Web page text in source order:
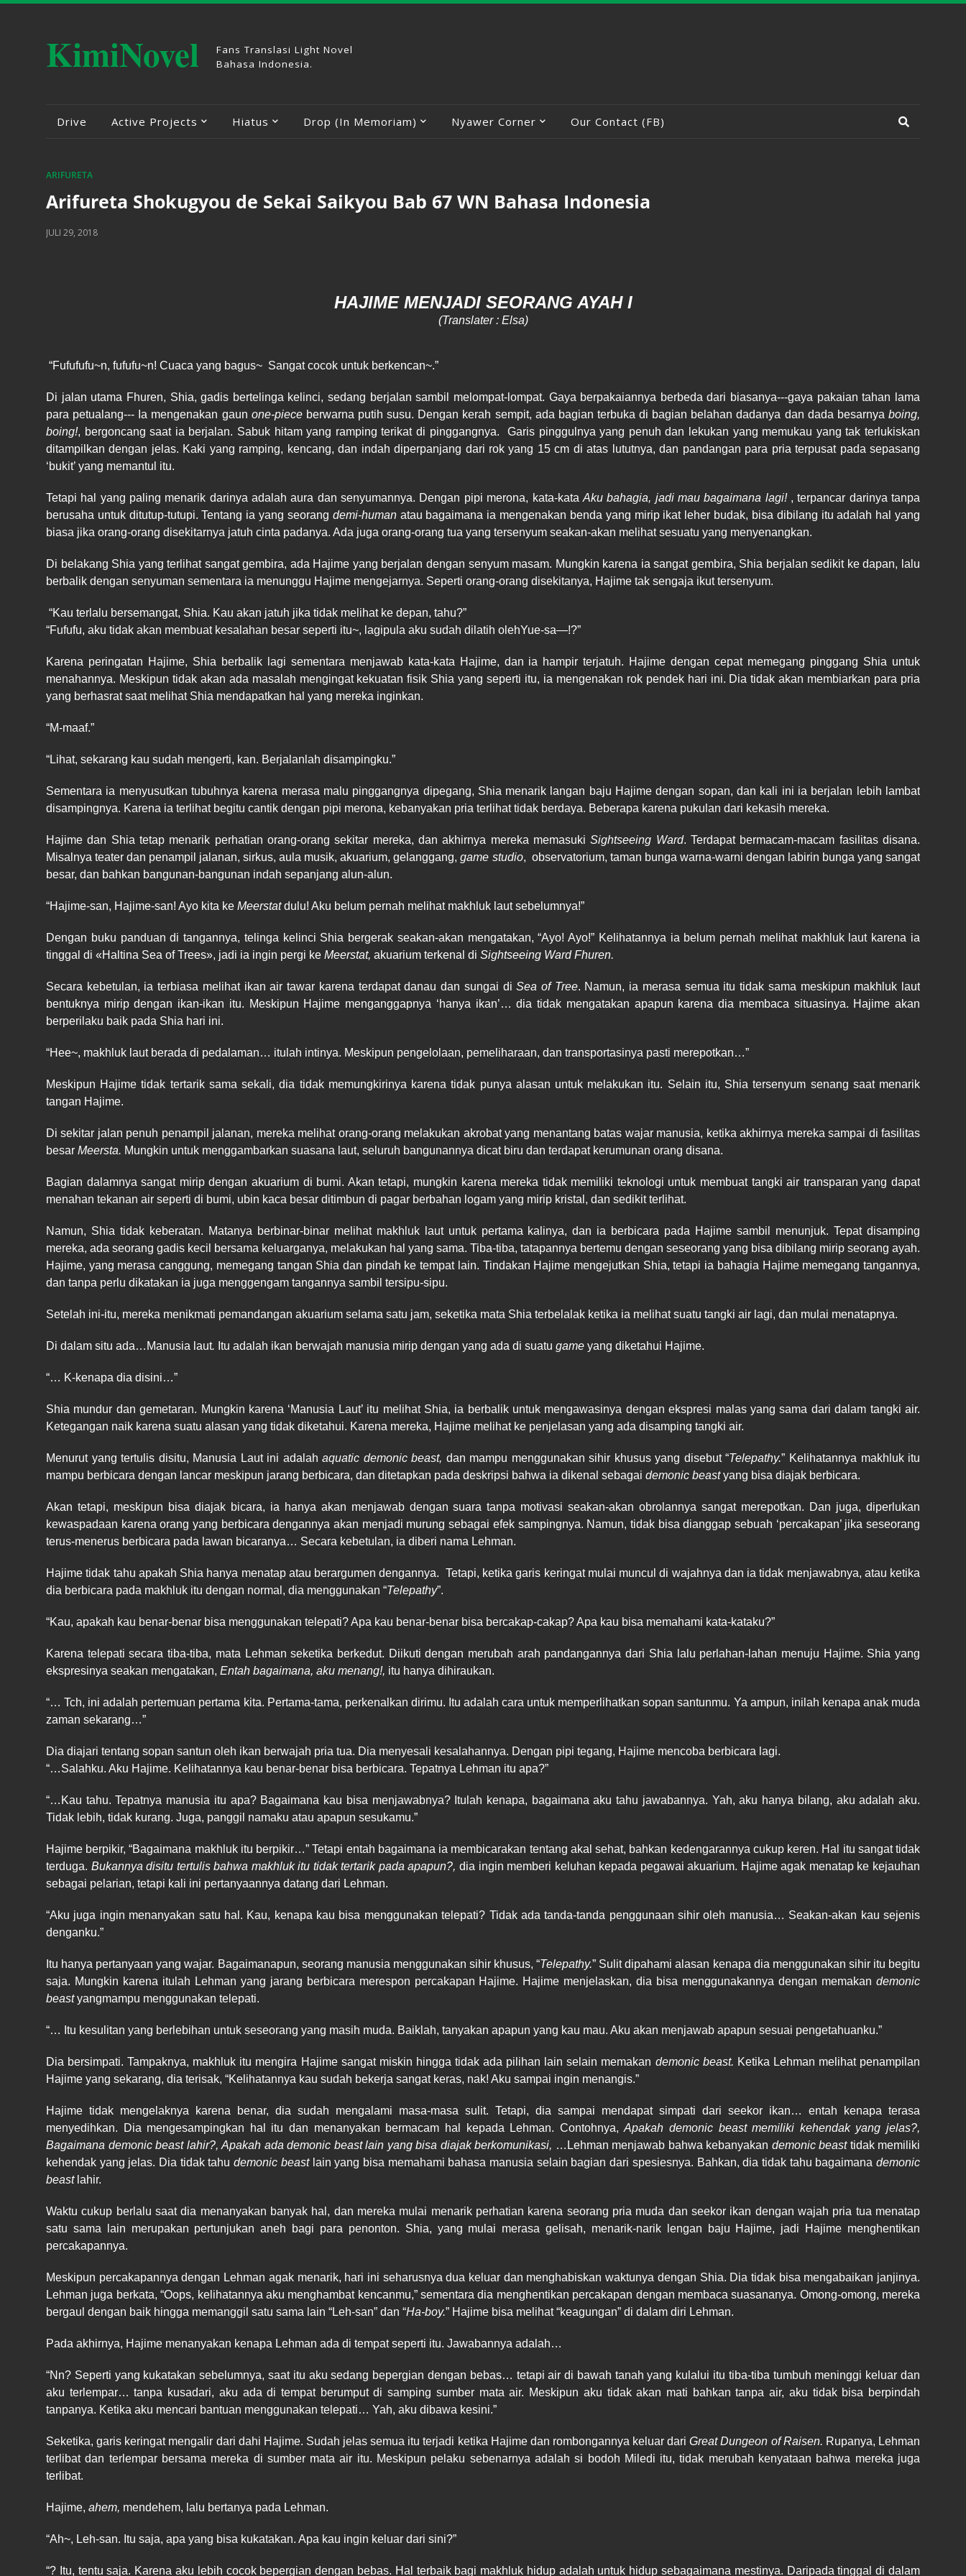
KimiNovel
Fans Translasi Light Novel
Bahasa Indonesia.
Drive Active Projects Hiatus Drop (In Memoriam) Nyawer Corner Our Contact (FB)
ARIFURETA
Arifureta Shokugyou de Sekai Saikyou Bab 67 WN Bahasa Indonesia
JULI 29, 2018
HAJIME MENJADI SEORANG AYAH I
(Translater : Elsa)
“Fufufufu~n, fufufu~n! Cuaca yang bagus~ Sangat cocok untuk berkencan~.”
Di jalan utama Fhuren, Shia, gadis bertelinga kelinci, sedang berjalan sambil melompat-lompat. Gaya berpakaiannya berbeda dari biasanya---gaya pakaian tahan lama
para petualang--- Ia mengenakan gaun one-piece berwarna putih susu. Dengan kerah sempit, ada bagian terbuka di bagian belahan dadanya dan dada besarnyaboing,
boing!, bergoncang saat ia berjalan. Sabuk hitam yang ramping terikat di pinggangnya.
Garis pinggulnya yang penuh dan lekukan yang memukau yang tak terlukiskan
ditampilkan dengan jelas. Kaki yang ramping, kencang, dan indah diperpanjang dari rok yang 15 cm di atas lututnya, dan pandangan para pria terpusat pada sepasang
‘bukit’ yang memantul itu.
Tetapi hal yang paling menarik darinya adalah aura dan senyumannya. Dengan pipi merona, kata-kata Aku bahagia, jadi mau bagaimana lagi!, terpancar darinya tanpa
berusaha untuk ditutup-tutupi. Tentang ia yang seorang demi-human atau bagaimana ia mengenakan benda yang mirip ikat leher budak, bisa dibilang itu adalah hal yang
biasa jika orang-orang disekitarnya jatuh cinta padanya. Ada juga orang-orang tua yang tersenyum seakan-akan melihat sesuatu yang menyenangkan.
Di belakang Shia yang terlihat sangat gembira, ada Hajime yang berjalan dengan senyum masam. Mungkin karena ia sangat gembira, Shia berjalan sedikit ke dapan, lalu
berbalik dengan senyuman sementara ia menunggu Hajime mengejarnya. Seperti orang-orang disekitanya, Hajime tak sengaja ikut tersenyum.
“Kau terlalu bersemangat, Shia. Kau akan jatuh jika tidak melihat ke depan, tahu?”
“Fufufu, aku tidak akan membuat kesalahan besar seperti itu~, lagipula aku sudah dilatih olehYue-sa—!?”
Karena peringatan Hajime, Shia berbalik lagi sementara menjawab kata-kata Hajime, dan ia hampir terjatuh. Hajime dengan cepat memegang pinggang Shia untuk
menahannya. Meskipun tidak akan ada masalah mengingat kekuatan fisik Shia yang seperti itu, ia mengenakan rok pendek hari ini. Dia tidak akan membiarkan para pria
yang berhasrat saat melihat Shia mendapatkan hal yang mereka inginkan.
“M-maaf.”
“Lihat, sekarang kau sudah mengerti, kan. Berjalanlah disampingku.”
Sementara ia menyusutkan tubuhnya karena merasa malu pinggangnya dipegang, Shia menarik langan baju Hajime dengan sopan, dan kali ini ia berjalan lebih lambat
disampingnya. Karena ia terlihat begitu cantik dengan pipi merona, kebanyakan pria terlihat tidak berdaya. Beberapa karena pukulan dari kekasih mereka.
Hajime dan Shia tetap menarik perhatian orang-orang sekitar mereka, dan akhirnya mereka memasukiSightseeing Ward. Terdapat bermacam-macam fasilitas disana.
Misalnya teater dan penampil jalanan, sirkus, aula musik, akuarium, gelanggang,game studio, observatorium, taman bunga warna-warni dengan labirin bunga yang sangat
besar, dan bahkan bangunan-bangunan indah sepanjang alun-alun.
“Hajime-san, Hajime-san! Ayo kita ke Meerstatdulu! Aku belum pernah melihat makhluk laut sebelumnya!”
Dengan buku panduan di tangannya, telinga kelinci Shia bergerak seakan-akan mengatakan, “Ayo! Ayo!” Kelihatannya ia belum pernah melihat makhluk laut karena ia
tinggal di «Haltina Sea of Trees», jadi ia ingin pergi ke Meerstat, akuarium terkenal di Sightseeing Ward Fhuren.
Secara kebetulan, ia terbiasa melihat ikan air tawar karena terdapat danau dan sungai diSea of Tree. Namun, ia merasa semua itu tidak sama meskipun makhluk laut
bentuknya mirip dengan ikan-ikan itu. Meskipun Hajime menganggapnya ‘hanya ikan’… dia tidak mengatakan apapun karena dia membaca situasinya. Hajime akan
berperilaku baik pada Shia hari ini.
“Hee~, makhluk laut berada di pedalaman… itulah intinya. Meskipun pengelolaan, pemeliharaan, dan transportasinya pasti merepotkan…”
Meskipun Hajime tidak tertarik sama sekali, dia tidak memungkirinya karena tidak punya alasan untuk melakukan itu. Selain itu, Shia tersenyum senang saat menarik
tangan Hajime.
Di sekitar jalan penuh penampil jalanan, mereka melihat orang-orang melakukan akrobat yang menantang batas wajar manusia, ketika akhirnya mereka sampai di fasilitas
besar Meersta. Mungkin untuk menggambarkan suasana laut, seluruh bangunannya dicat biru dan terdapat kerumunan orang disana.
Bagian dalamnya sangat mirip dengan akuarium di bumi. Akan tetapi, mungkin karena mereka tidak memiliki teknologi untuk membuat tangki air transparan yang dapat
menahan tekanan air seperti di bumi, ubin kaca besar ditimbun di pagar berbahan logam yang mirip kristal, dan sedikit terlihat.
Namun, Shia tidak keberatan. Matanya berbinar-binar melihat makhluk laut untuk pertama kalinya, dan ia berbicara pada Hajime sambil menunjuk. Tepat disamping
mereka, ada seorang gadis kecil bersama keluarganya, melakukan hal yang sama. Tiba-tiba, tatapannya bertemu dengan seseorang yang bisa dibilang mirip seorang ayah.
Hajime, yang merasa canggung, memegang tangan Shia dan pindah ke tempat lain. Tindakan Hajime mengejutkan Shia, tetapi ia bahagia Hajime memegang tangannya,
dan tanpa perlu dikatakan ia juga menggengam tangannya sambil tersipu-sipu.
Setelah ini-itu, mereka menikmati pemandangan akuarium selama satu jam, seketika mata Shia terbelalak ketika ia melihat suatu tangki air lagi, dan mulai menatapnya.
Di dalam situ ada…Manusia laut. Itu adalah ikan berwajah manusia mirip dengan yang ada di suatu game yang diketahui Hajime.
“… K-kenapa dia disini…”
Shia mundur dan gemetaran. Mungkin karena ‘Manusia Laut’ itu melihat Shia, ia berbalik untuk mengawasinya dengan ekspresi malas yang sama dari dalam tangki air.
Ketegangan naik karena suatu alasan yang tidak diketahui. Karena mereka, Hajime melihat ke penjelasan yang ada disamping tangki air.
Menurut yang tertulis disitu, Manusia Laut ini adalahaquatic demonic beast, dan mampu menggunakan sihir khusus yang disebut “Telepathy.” Kelihatannya makhluk itu
mampu berbicara dengan lancar meskipun jarang berbicara, dan ditetapkan pada deskripsi bahwa ia dikenal sebagai demonic beastyang bisa diajak berbicara.
Akan tetapi, meskipun bisa diajak bicara, ia hanya akan menjawab dengan suara tanpa motivasi seakan-akan obrolannya sangat merepotkan. Dan juga, diperlukan
kewaspadaan karena orang yang berbicara dengannya akan menjadi murung sebagai efek sampingnya. Namun, tidak bisa dianggap sebuah ‘percakapan’ jika seseorang
terus-menerus berbicara pada lawan bicaranya… Secara kebetulan, ia diberi nama Lehman.
Hajime tidak tahu apakah Shia hanya menatap atau berargumen dengannya. Tetapi, ketika garis keringat mulai muncul di wajahnya dan ia tidak menjawabnya, atau ketika
dia berbicara pada makhluk itu dengan normal, dia menggunakan “Telepathy”.
“Kau, apakah kau benar-benar bisa menggunakan telepati? Apa kau benar-benar bisa bercakap-cakap? Apa kau bisa memahami kata-kataku?”
Karena telepati secara tiba-tiba, mata Lehman seketika berkedut. Diikuti dengan merubah arah pandangannya dari Shia lalu perlahan-lahan menuju Hajime. Shia yang
ekspresinya seakan mengatakan, Entah bagaimana, aku menang!, itu hanya dihiraukan.
“… Tch, ini adalah pertemuan pertama kita. Pertama-tama, perkenalkan dirimu. Itu adalah cara untuk memperlihatkan sopan santunmu. Ya ampun, inilah kenapa anak muda
zaman sekarang…”
Dia diajari tentang sopan santun oleh ikan berwajah pria tua. Dia menyesali kesalahannya. Dengan pipi tegang, Hajime mencoba berbicara lagi.
“…Salahku. Aku Hajime. Kelihatannya kau benar-benar bisa berbicara. Tepatnya Lehman itu apa?”
“…Kau tahu. Tepatnya manusia itu apa? Bagaimana kau bisa menjawabnya? Itulah kenapa, bagaimana aku tahu jawabannya. Yah, aku hanya bilang, aku adalah aku.
Tidak lebih, tidak kurang. Juga, panggil namaku atau apapun sesukamu.”
Hajime berpikir, “Bagaimana makhluk itu berpikir…” Tetapi entah bagaimana ia membicarakan tentang akal sehat, bahkan kedengarannya cukup keren. Hal itu sangat tidak
terduga. Bukannya disitu tertulis bahwa makhluk itu tidak tertarik pada apapun?,dia ingin memberi keluhan kepada pegawai akuarium. Hajime agak menatap ke kejauhan
sebagai pelarian, tetapi kali ini pertanyaannya datang dari Lehman.
“Aku juga ingin menanyakan satu hal. Kau, kenapa kau bisa menggunakan telepati? Tidak ada tanda-tanda penggunaan sihir oleh manusia… Seakan-akan kau sejenis
denganku.”
Itu hanya pertanyaan yang wajar. Bagaimanapun, seorang manusia menggunakan sihir khusus, “Telepathy.” Sulit dipahami alasan kenapa dia menggunakan sihir itu begitu
saja. Mungkin karena itulah Lehman yang jarang berbicara merespon percakapan Hajime. Hajime menjelaskan, dia bisa menggunakannya dengan memakan demonic
beastyangmampu menggunakan telepati.
“… Itu kesulitan yang berlebihan untuk seseorang yang masih muda. Baiklah, tanyakan apapun yang kau mau. Aku akan menjawab apapun sesuai pengetahuanku.”
Dia bersimpati. Tampaknya, makhluk itu mengira Hajime sangat miskin hingga tidak ada pilihan lain selain memakan demonic beast. Ketika Lehman melihat penampilan
Hajime yang sekarang, dia terisak, “Kelihatannya kau sudah bekerja sangat keras, nak! Aku sampai ingin menangis.”
Hajime tidak mengelaknya karena benar, dia sudah mengalami masa-masa sulit. Tetapi, dia sampai mendapat simpati dari seekor ikan… entah kenapa terasa
menyedihkan. Dia mengesampingkan hal itu dan menanyakan bermacam hal kepada Lehman. Contohnya,Apakah demonic beast memiliki kehendak yang jelas?,
Bagaimana demonic beast lahir?, Apakah ada demonic beast lain yang bisa diajak berkomunikasi, …Lehman menjawab bahwa kebanyakan demonic beasttidak memiliki
kehendak yang jelas. Dia tidak tahudemonic beastlain yang bisa memahami bahasa manusia selain bagian dari spesiesnya. Bahkan, dia tidak tahu bagaimanademonic
beastlahir.
Waktu cukup berlalu saat dia menanyakan banyak hal, dan mereka mulai menarik perhatian karena seorang pria muda dan seekor ikan dengan wajah pria tua menatap
satu sama lain merupakan pertunjukan aneh bagi para penonton. Shia, yang mulai merasa gelisah, menarik-narik lengan baju Hajime, jadi Hajime menghentikan
percakapannya.
Meskipun percakapannya dengan Lehman agak menarik, hari ini seharusnya dua keluar dan menghabiskan waktunya dengan Shia. Dia tidak bisa mengabaikan janjinya.
Lehman juga berkata, “Oops, kelihatannya aku menghambat kencanmu,” sementara dia menghentikan percakapan dengan membaca suasananya. Omong-omong, mereka
bergaul dengan baik hingga memanggil satu sama lain “Leh-san” dan “Ha-boy.” Hajime bisa melihat “keagungan” di dalam diri Lehman.
Pada akhirnya, Hajime menanyakan kenapa Lehman ada di tempat seperti itu. Jawabannya adalah…
“Nn? Seperti yang kukatakan sebelumnya, saat itu aku sedang bepergian dengan bebas… tetapi air di bawah tanah yang kulalui itu tiba-tiba tumbuh meninggi keluar dan
aku terlempar… tanpa kusadari, aku ada di tempat berumput di samping sumber mata air. Meskipun aku tidak akan mati bahkan tanpa air, aku tidak bisa berpindah
tanpanya. Ketika aku mencari bantuan menggunakan telepati… Yah, aku dibawa kesini.”
Seketika, garis keringat mengalir dari dahi Hajime. Sudah jelas semua itu terjadi ketika Hajime dan rombongannya keluar dariGreat Dungeon of Raisen. Rupanya, Lehman
terlibat dan terlempar bersama mereka di sumber mata air itu. Meskipun pelaku sebenarnya adalah si bodoh Miledi itu, tidak merubah kenyataan bahwa mereka juga
terlibat.
Hajime, ahem, mendehem, lalu bertanya pada Lehman.
“Ah~, Leh-san. Itu saja, apa yang bisa kukatakan. Apa kau ingin keluar dari sini?”
“? Itu, tentu saja. Karena aku lebih cocok bepergian dengan bebas. Hal terbaik bagi makhluk hidup adalah untuk hidup sebagaimana mestinya. Daripada tinggal di dalam